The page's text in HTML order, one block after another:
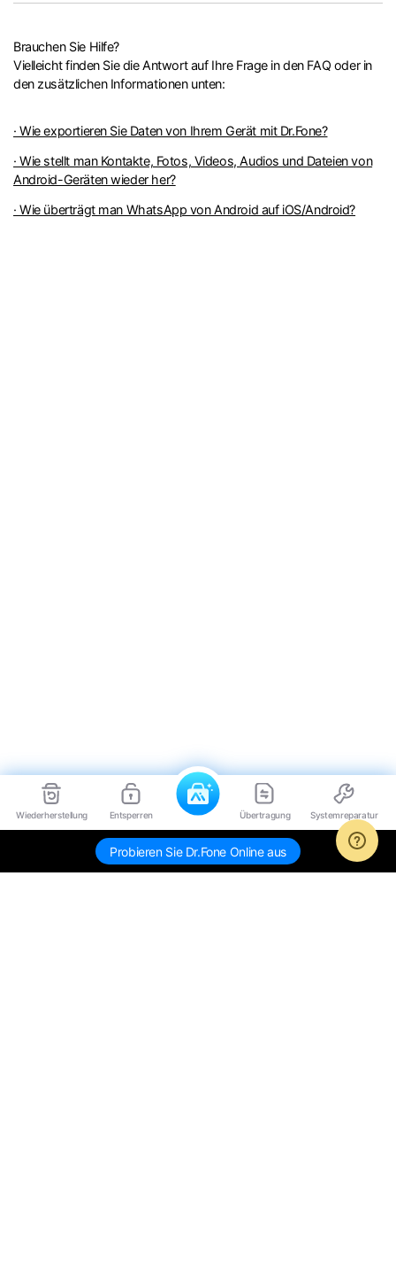
Wiederherstellung Entsperren Übertragung Systemreparatur
Probieren Sie Dr.Fone Online aus
Brauchen Sie Hilfe?
Vielleicht finden Sie die Antwort auf Ihre Frage in den FAQ oder in
den zusätzlichen Informationen unten:
· Wie exportieren Sie Daten von Ihrem Gerät mit Dr.Fone?
· Wie stellt man Kontakte, Fotos, Videos, Audios und Dateien von
Android-Geräten wieder her?
· Wie überträgt man WhatsApp von Android auf iOS/Android?